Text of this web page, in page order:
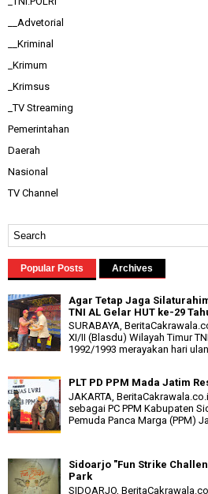
__Advetorial
__Kriminal
_Krimum
_Krimsus
_TV Streaming
Pemerintahan
Daerah
Nasional
TV Channel
Popular Posts Archives
Agar Tetap Jaga
TNI AL Gelar HUT ke-29
SURABAYA,
XI/II (Blasdu) Wilayah Timur
1992/1993 merayakan hari
PLT PD PPM Mada Jatim
JAKARTA,
sebagai PC PPM Kabupaten
Pemuda Panca Marga (PPM)
Sidoarjo "Fun Strike
Park
SIDOARJO,